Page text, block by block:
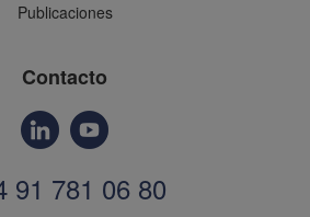
Publicaciones
Contacto
91 781 06 80